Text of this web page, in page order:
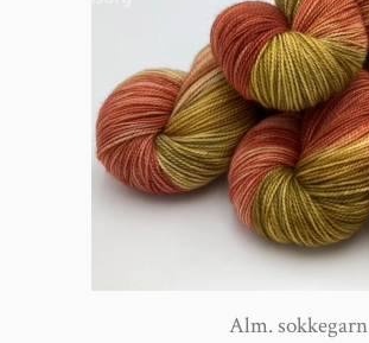
Alm. sokkegarn